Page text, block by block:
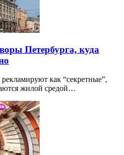
Петербурга, куда
как “секретные”,
жилой средой…